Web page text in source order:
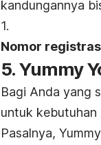
kandungannya
1.
Nomor
5. Yummy
Bagi Anda yang
untuk kebutuhan
Pasalnya,